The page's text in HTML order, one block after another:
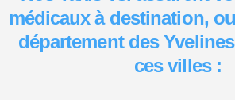
médicaux à destination,
département des
ces villes :